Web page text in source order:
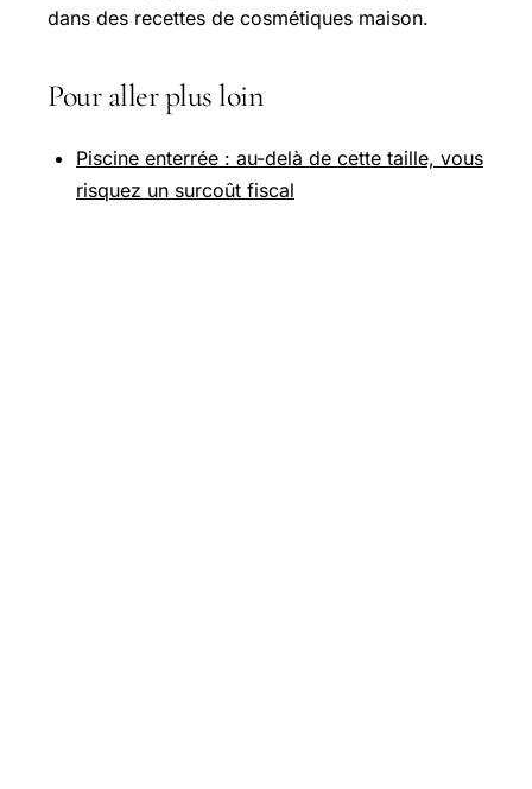
dans des recettes de cosmétiques maison.
Pour aller plus loin
Piscine enterrée : au-delà de cette taille, vous
risquez un surcoût fiscal